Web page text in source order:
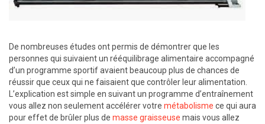
De nombreuses études ont permis de démontrer que les
personnes qui suivaient un rééquilibrage alimentaire accompagné
d’un programme sportif avaient beaucoup plus de chances de
réussir que ceux qui ne faisaient que contrôler leur alimentation.
L’explication est simple en suivant un programme d’entraînement
vous allez non seulement accélérer votre métabolisme ce qui aura
pour effet de brûler plus de masse graisseuse mais vous allez